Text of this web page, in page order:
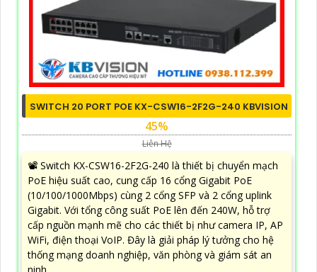
SWITCH 20 PORT POE KX-CSW16-2F2G-240 KBVISION
45%
Liên Hệ
📽 Switch KX-CSW16-2F2G-240 là thiết bị chuyển mạch
PoE hiệu suất cao, cung cấp 16 cổng Gigabit PoE
(10/100/1000Mbps) cùng 2 cổng SFP và 2 cổng uplink
Gigabit. Với tổng công suất PoE lên đến 240W, hỗ trợ
cấp nguồn mạnh mẽ cho các thiết bị như camera IP, AP
WiFi, điện thoại VoIP. Đây là giải pháp lý tưởng cho hệ
thống mạng doanh nghiệp, văn phòng và giám sát an
ninh.